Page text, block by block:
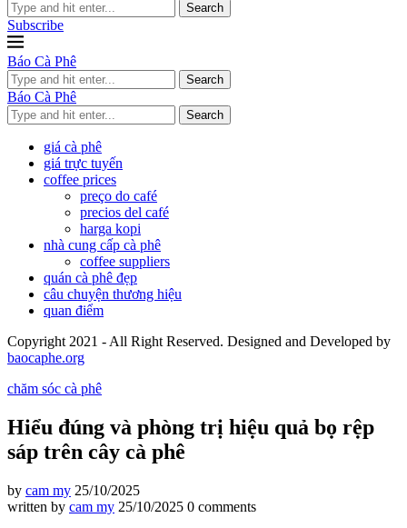
Search
Subscribe
Báo Cà Phê
Search
Báo Cà Phê
Search
giá cà phê
giá trực tuyến
coffee prices
preço do café
precios del café
harga kopi
nhà cung cấp cà phê
coffee suppliers
quán cà phê đẹp
câu chuyện thương hiệu
quan điểm
Copyright 2021 - All Right Reserved. Designed and Developed by
baocaphe.org
chăm sóc cà phê
Hiểu đúng và phòng trị hiệu quả bọ rệp
sáp trên cây cà phê
by cam my 25/10/2025
written by cam my 25/10/2025 0 comments